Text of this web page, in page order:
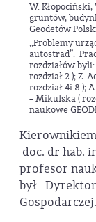
W.
gruntów,
Geodetów
,,Problemy
autostrad”.
rozdziałów
rozdział 2 ); Z.
rozdział 4i 8 );
– Mikulska (
naukowe
Kierownikiem
doc. dr hab.
profesor
był
Gospodarczej.